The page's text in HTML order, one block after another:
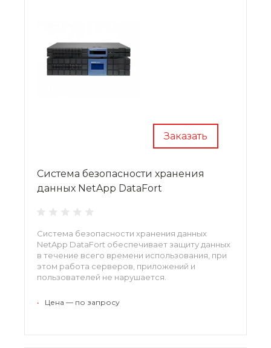
Заказать
Система безопасности хранения
данных NetApp DataFort
Система безопасности хранения данных
NetApp DataFort обеспечивает защиту данных
в течение всего времени использования, при
этом работа серверов, приложений и
пользователей не нарушается.
• Цена — по запросу